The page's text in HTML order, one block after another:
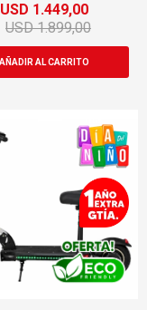
USD 1.449,00
USD 1.899,00